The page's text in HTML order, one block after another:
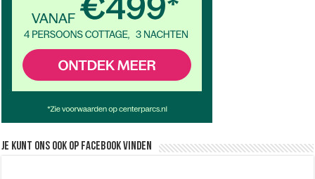
Je kunt ons ook op facebook vinden